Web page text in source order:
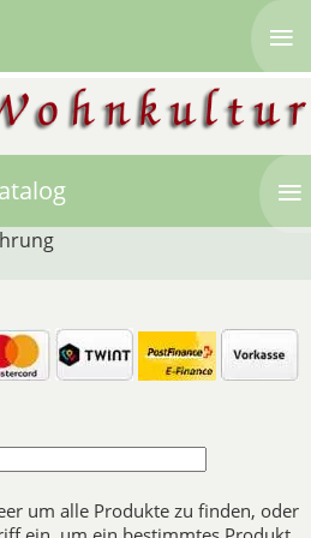
hergestellt wurden,
≡
um alle Produkte zu finden, oder
≡